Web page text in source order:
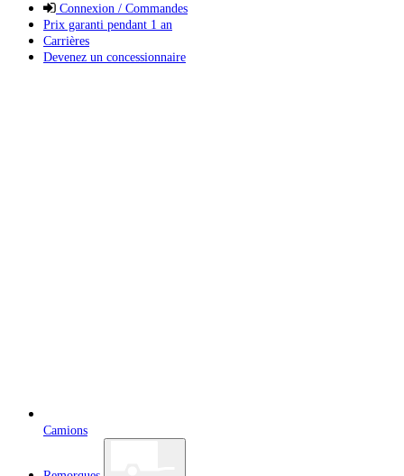
Connexion / Commandes
Prix garanti pendant 1 an
Carrières
Devenez un concessionnaire
Camions